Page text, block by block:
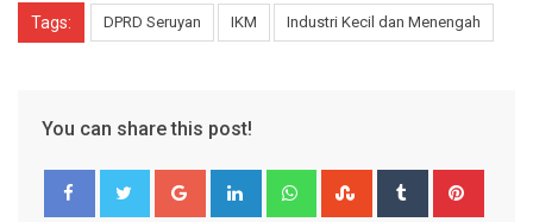
Tags: DPRD Seruyan IKM Industri Kecil dan Menengah
You can share this post!
Google+ LinkedIn WhatsappStumbleUpon
Tumblr